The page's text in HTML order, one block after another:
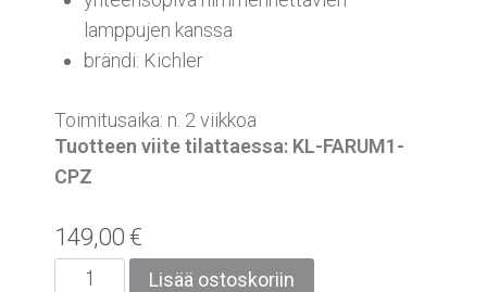
lamppujen kanssa
brändi: Kichler
Toimitusaika: n. 2 viikkoa
Tuotteen viite tilattaessa: KL-FARUM1-
CPZ
149,00€
Lisää ostoskoriin